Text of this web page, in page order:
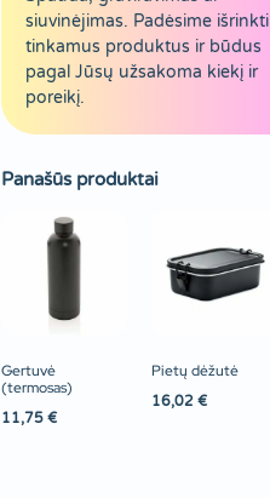
siuvinėjimas. Padėsime išrinkti
tinkamus produktus ir būdus
pagal Jūsų užsakoma kiekį ir
poreikį.
Panašūs produktai
Gertuvė
(termosas)
11,75 €
Pietų dėžutė
16,02 €